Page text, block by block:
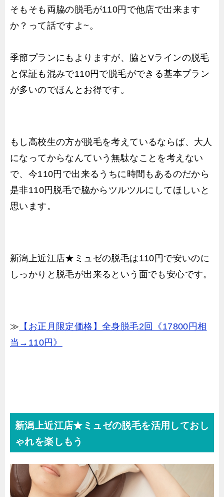
そもそも両脇の脱毛が110円で他店で出来ます
か？って話ですよ~。
季節プランにもよりますが、脇とVラインの脱毛
と保証も混みで110円で脱毛ができる基本プラン
が多いのでほんとお得です。
もし高校生の方が脱毛を考えているならば、大人
になってからなんていう無駄なことを考えない
で、今110円で出来るうちに時間もあるのだから
是非110円脱毛で脇からツルツルにしてほしいと
思います。
新潟上近江店★ミュゼの脱毛は110円で安いのに
しっかりと脱毛が出来るという面でも安心です。
≫ 【お正月限定価格】全身脱毛2回《17800円相
当→110円》
新潟上近江店★ミュゼの脱毛を活用しておし
ゃれを楽しもう